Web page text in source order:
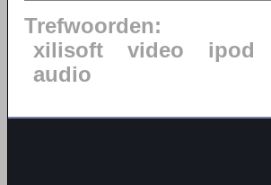
Trefwoorden:
xilisoft
video ipod
audio